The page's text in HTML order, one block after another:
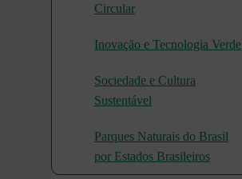
Circular
Inovação e Tecnologia Verde
Sociedade e Cultura
Sustentável
Parques Naturais do Brasil
por Estados Brasileiros